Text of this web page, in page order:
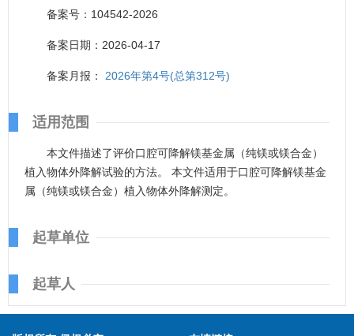
备案号：104542-2026
备案日期：2026-04-17
备案月报： 2026年第4号(总第312号)
适用范围
本文件描述了评价口腔可降解镁基金属（纯镁或镁合金）
植入物体外降解试验的方法。 本文件适用于口腔可降解镁基金
属（纯镁或镁合金）植入物体外降解测定。
起草单位
起草人